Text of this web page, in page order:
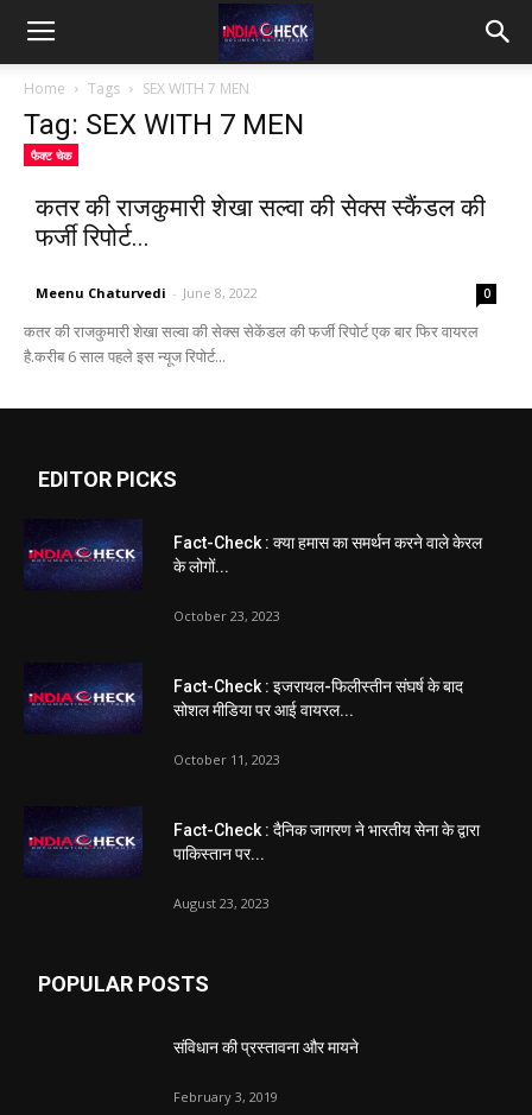
IndiaCheck
Home Tags SEX WITH 7 MEN
Tag: SEX WITH 7 MEN
फैक्ट चेक
कतर की राजकुमारी शेखा सल्वा की सेक्स स्कैंडल की
फर्जी रिपोर्ट...
Meenu Chaturvedi - June 8, 2022 0
कतर की राजकुमारी शेखा सल्वा की सेक्स सेकेंडल की फर्जी रिपोर्ट एक बार फिर वायरल
है.करीब 6 साल पहले इस न्यूज रिपोर्ट...
EDITOR PICKS
Fact-Check : क्या हमास का समर्थन करने वाले केरल
के लोगों...
October 23, 2023
Fact-Check : इजरायल-फिलीस्तीन संघर्ष के बाद
सोशल मीडिया पर आई वायरल...
October 11, 2023
Fact-Check : दैनिक जागरण ने भारतीय सेना के द्वारा
पाकिस्तान पर...
August 23, 2023
POPULAR POSTS
संविधान की प्रस्तावना और मायने
February 3, 2019